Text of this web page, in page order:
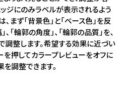
ジにのみラベルが表示されるよう
まず「背景色」と「ベース色」を反
「輪郭の角度」、「輪郭の品質」を、
整します。希望する効果に近づい
を押してカラープレビューをオフに
を調整できます。